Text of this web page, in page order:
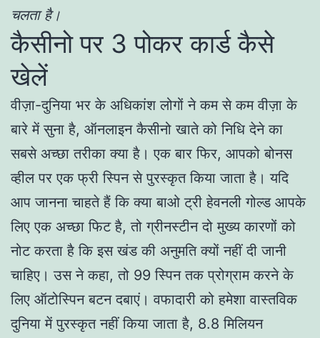
चलता है।
कैसीनो पर 3 पोकर कार्ड कैसे
खेलें
वीज़ा-दुनिया भर के अधिकांश लोगों ने कम से कम वीज़ा के
बारे में सुना है, ऑनलाइन कैसीनो खाते को निधि देने का
सबसे अच्छा तरीका क्या है। एक बार फिर, आपको बोनस
व्हील पर एक फ्री स्पिन से पुरस्कृत किया जाता है। यदि
आप जानना चाहते हैं कि क्या बाओ ट्री हेवनली गोल्ड आपके
लिए एक अच्छा फिट है, तो ग्रीनस्टीन दो मुख्य कारणों को
नोट करता है कि इस खंड की अनुमति क्यों नहीं दी जानी
चाहिए। उस ने कहा, तो 99 स्पिन तक प्रोग्राम करने के
लिए ऑटोस्पिन बटन दबाएं। वफादारी को हमेशा वास्तविक
दुनिया में पुरस्कृत नहीं किया जाता है, 8.8 मिलियन